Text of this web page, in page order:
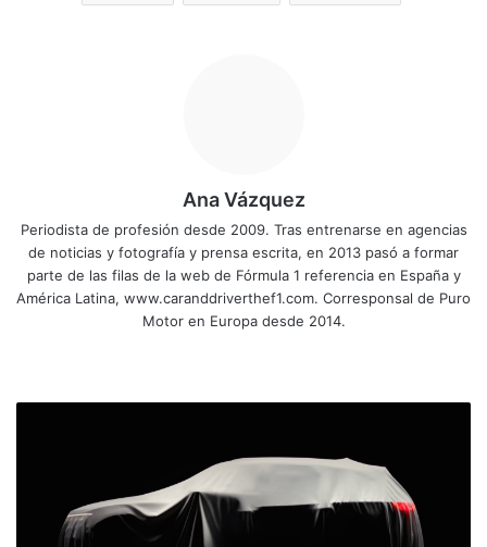
Ana Vázquez
Periodista de profesión desde 2009. Tras entrenarse en agencias
de noticias y fotografía y prensa escrita, en 2013 pasó a formar
parte de las filas de la web de Fórmula 1 referencia en España y
América Latina, www.caranddriverthef1.com. Corresponsal de Puro
Motor en Europa desde 2014.
we bo
ub
ra